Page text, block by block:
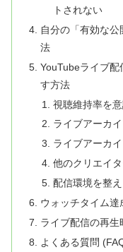
トされない
自分の「有効な
法
YouTubeライブ
す方法
視聴維持率を
ライブアーカ
ライブアーカ
他のクリエイ
配信環境を整え
ウォッチタイム達
ライブ配信の再生
よくある質問